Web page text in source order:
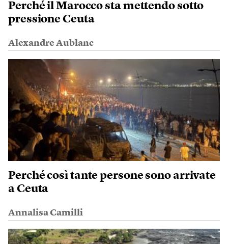
Perché il Marocco sta mettendo sotto
pressione Ceuta
Alexandre Aublanc
Perché così tante persone sono arrivate
a Ceuta
Annalisa Camilli